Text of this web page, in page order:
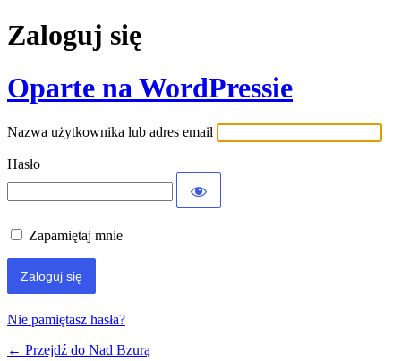
Zaloguj się
Oparte na WordPressie
Nazwa użytkownika lub adres email
Hasło
Zapamiętaj mnie
Nie pamiętasz hasła?
← Przejdź do Nad Bzurą